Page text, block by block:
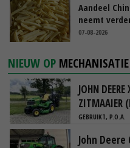
Aandeel
neemt
07-08-2026
NIEUW OP MECHANISATIE
JOHN
ZITMAAIER
GEBRUIKT, P.O.A.
John Deere